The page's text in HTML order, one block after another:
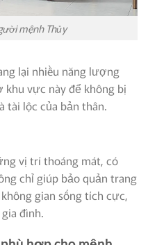
mệnh Thủy
lại nhiều năng lượng
vực này để không bị
tài lộc của bản thân.
vị trí thoáng mát, có
chỉ giúp bảo quản trang
gian sống tích cực,
đình.